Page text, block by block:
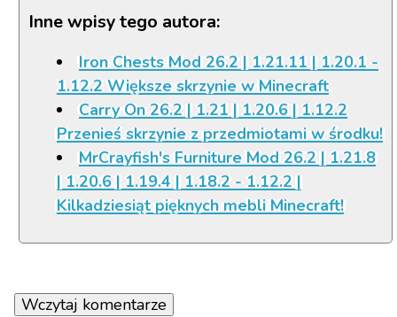
Inne wpisy tego autora:
Iron Chests Mod 26.2 | 1.21.11 | 1.20.1 -
1.12.2 Większe skrzynie w Minecraft
Carry On 26.2 | 1.21 | 1.20.6 | 1.12.2
Przenieś skrzynie z przedmiotami w środku!
MrCrayfish's Furniture Mod 26.2 | 1.21.8
| 1.20.6 | 1.19.4 | 1.18.2 - 1.12.2 |
Kilkadziesiąt pięknych mebli Minecraft!
Wczytaj komentarze